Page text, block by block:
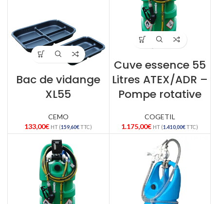
Bac de vidange
XL55
CEMO
133,00€ HT (159,60€TTC)
Cuve essence 55
Litres ATEX/ADR –
Pompe rotative
COGETIL
1.175,00€ HT (1.410,00€TTC)